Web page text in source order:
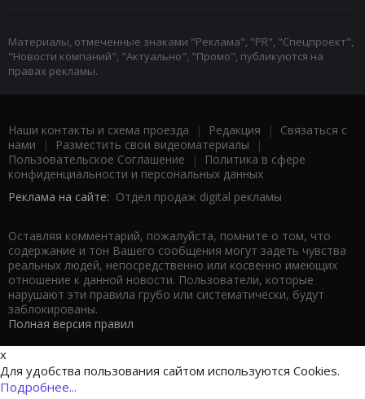
Материалы, отмеченные знаками "Реклама", "PR", "Спецпроект",
"Новости компаний", "Актуально", "Промо", публикуются на
правах рекламы.
Наши контакты и схема проезда | Редакция | Связаться с
нами | Разместить свои видеоматериалы |
Пользовательское Соглашение |
Политика в сфере
конфиденциальности и персональных данных
Реклама на сайте: Отдел продаж digital рекламы
Оставляя комментарий, пожалуйста, помните о том, что
содержание и тон Вашего сообщения могут задеть чувства
реальных людей, непосредственно или косвенно имеющих
отношение к данной новости. Пользователи, которые
нарушают эти правила грубо или систематически, будут
заблокированы.
Полная версия правил
x
Для удобства пользования сайтом используются Cookies.
Подробнее...